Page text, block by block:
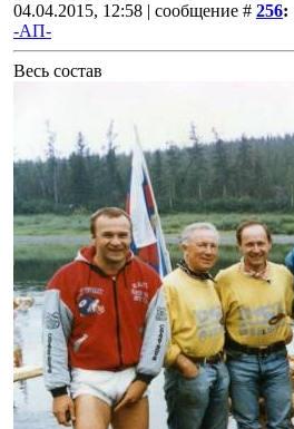
04.04.2015, 12:58 | сообщение # 256:
-АП-
Весь состав